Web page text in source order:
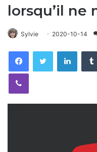
lorsqu’il ne
Sylvie 2020-10-14